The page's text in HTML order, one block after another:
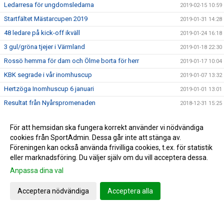
Ledarresa för ungdomsledarna 2019-02-15 10:59
Startfältet Mästarcupen 2019 2019-01-31 14:28
48 ledare på kick-off ikväll 2019-01-24 16:18
3 gul/gröna tjejer i Värmland 2019-01-18 22:30
Rossö hemma för dam och Ölme borta för herr 2019-01-17 10:04
KBK segrade i vår inomhuscup 2019-01-07 13:32
Hertzöga Inomhuscup 6 januari 2019-01-01 13:01
Resultat från Nyårspromenaden 2018-12-31 15:25
Juniorlag på herrsidan 2018-12-21 12:52
God Jul o Gott Nytt År! 2018-12-20 11:18
Lottning i vår Inomhuscup sker idag 2018-12-18 10:52
Hertzöga Inomhuscup för herrsenior
Värmlands Fotbollförbunds repskap 2018
För att hemsidan ska fungera korrekt använder vi nödvändiga
cookies från SportAdmin. Dessa går inte att stänga av.
Föreningen kan också använda frivilliga cookies, t.ex. för statistik
eller marknadsföring. Du väljer själv om du vill acceptera dessa.
Anpassa dina val
Acceptera nödvändiga Acceptera alla